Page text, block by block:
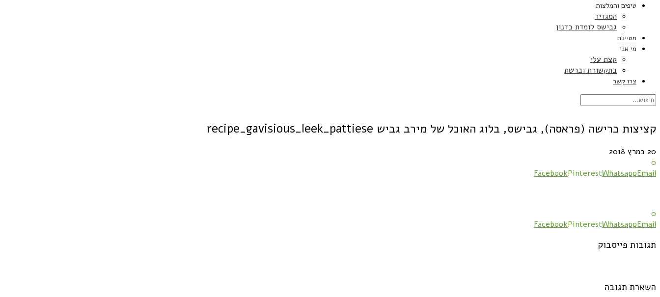
טיפים והמלצות
המגדיר
גבישס לומדת בדנון
מטיילת
מי אני
קצת עלי
בתקשורת וברשת
צרו קשר
קציצות כרישה (פראסה), גבישס, בלוג האוכל של מירב גביש recipe_gavisious_leek_pattiese
20 במרץ 2018
0
FacebookPinterestWhatsappEmail
0
FacebookPinterestWhatsappEmail
תגובות פייסבוק
השארת תגובה